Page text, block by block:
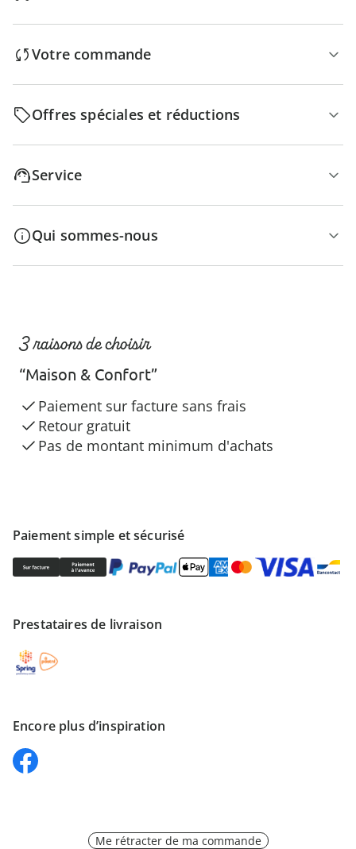
Votre commande
Offres spéciales et réductions
Service
Qui sommes-nous
Paiement simple et sécurisé
Prestataires de livraison
Encore plus d’inspiration
3 raisons de choisir
“Maison & Confort”
Paiement sur facture sans frais
Retour gratuit
Pas de montant minimum d'achats
Me rétracter de ma commande